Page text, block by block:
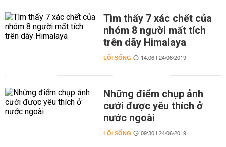
Tìm thấy 7 xác chết của
nhóm 8 người mất tích
trên dãy Himalaya
LỐI SỐNG 14:06 | 24/06/2019
Những điểm chụp ảnh
cưới được yêu thích ở
nước ngoài
LỐI SỐNG 09:30 | 24/06/2019